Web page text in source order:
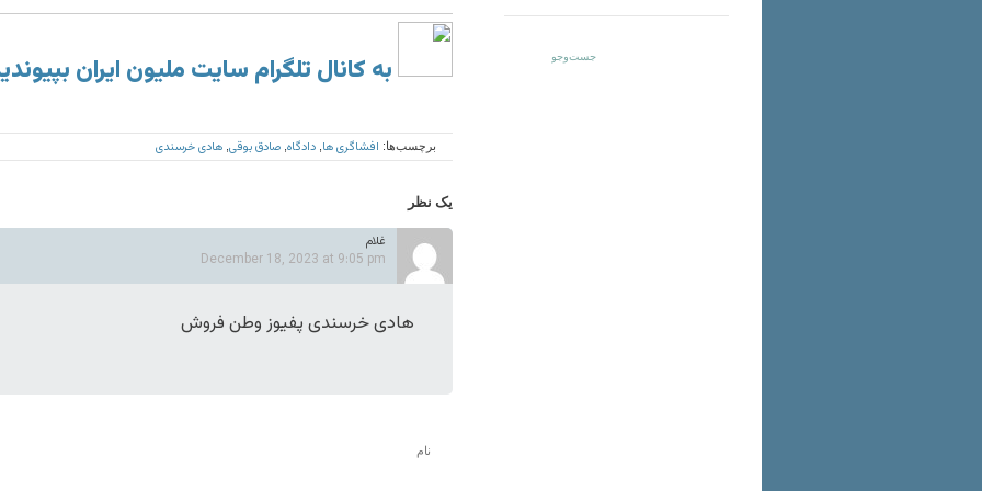
به کانال تلگرام سایت ملیون ایران
برچسب‌ها: افشاگری ها دادگاه صادق بوقی هادی خرسندی
یک نظر
غلام
December 18, 2023 at 9:05 pm
هادی خرسندی پفیوز وطن فروش